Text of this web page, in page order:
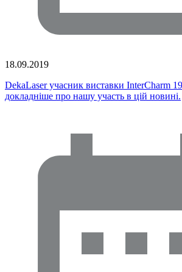
18.09.2019
DekaLaser учасник виставки InterCharm
докладніше про нашу участь в цій новині.